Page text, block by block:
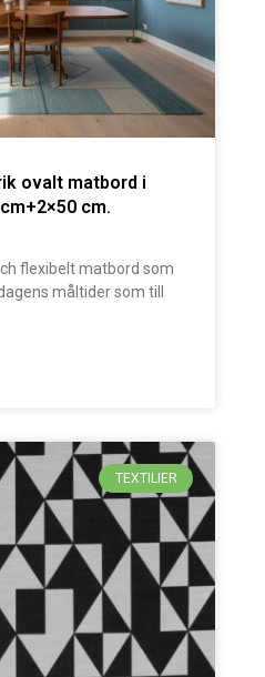
ovalt matbord i
cm.
flexibelt matbord som
måltider som till
TEXTILIER